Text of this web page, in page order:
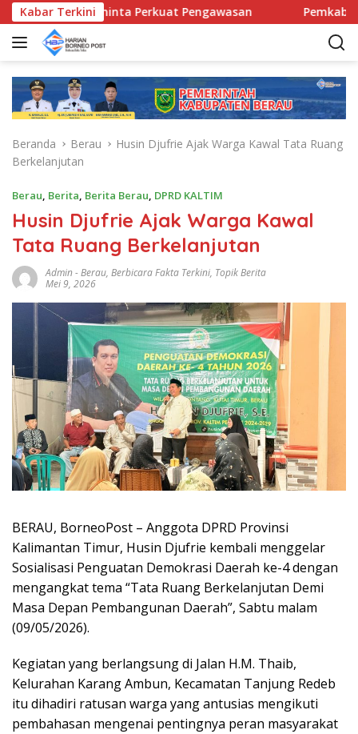
a
Kabar Terkini
Diminta Perkuat Pengawasan Pemkab Berau
Beranda Berau
Husin Djufrie Ajak Warga Kawal Tata Ruang
Berkelanjutan
Berau, Berita, Berita Berau, DPRD KALTIM
Husin Djufrie Ajak Warga Kawal
Tata Ruang Berkelanjutan
Admin-Berau, Berbicara Fakta Terkini, Topik Berita
Mei 9, 2026
BERAU, BorneoPost – Anggota DPRD Provinsi
Kalimantan Timur, Husin Djufrie kembali menggelar
Sosialisasi Penguatan Demokrasi Daerah ke-4 dengan
mengangkat tema “Tata Ruang Berkelanjutan Demi
Masa Depan Pembangunan Daerah”, Sabtu malam
(09/05/2026).
Kegiatan yang berlangsung di Jalan H.M. Thaib,
Kelurahan Karang Ambun, Kecamatan Tanjung Redeb
itu dihadiri ratusan warga yang antusias mengikuti
pembahasan mengenai pentingnya peran masyarakat